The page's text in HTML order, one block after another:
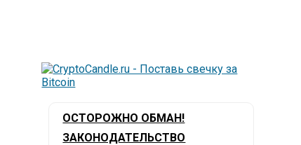
ОСТОРОЖНО ОБМАН!
ЗАКОНОДАТЕЛЬСТВО